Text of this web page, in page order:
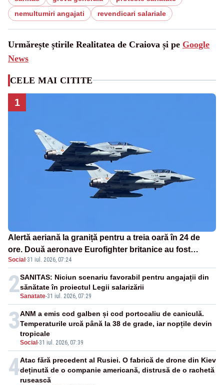
nemultumiri angajati
revendicari salariale
Urmărește știrile Realitatea de Craiova și pe Google
News
CELE MAI CITITE
1
Alertă aeriană la graniță pentru a treia oară în 24 de
ore. Două aeronave Eurofighter britanice au fost
ridicate de la sol
Social ·31 iul. 2026, 07:24
2Sanatate-31 iul. 2026, 07:29
SANITAS: Niciun scenariu favorabil pentru angajații din
sănătate în proiectul Legii salarizării
3
Social -31 iul. 2026, 07:39
ANM a emis cod galben și cod portocaliu de caniculă.
Temperaturile urcă până la 38 de grade, iar nopțile devin
tropicale
4Atac fără precedent al Rusiei. O fabrică de drone din Kiev
deținută de o companie americană, distrusă de o rachetă
rusească